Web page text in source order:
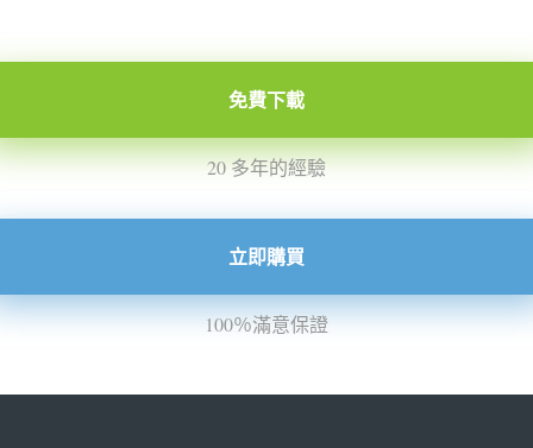
免費下載
20 多年的經驗
立即購買
100％滿意保證